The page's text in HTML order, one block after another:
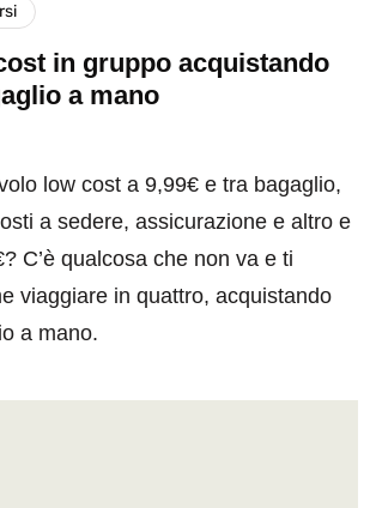
in gruppo acquistando
a mano
low cost a 9,99€ e tra bagaglio,
a sedere, assicurazione e altro e
C’è qualcosa che non va e ti
viaggiare in quattro, acquistando
a mano.